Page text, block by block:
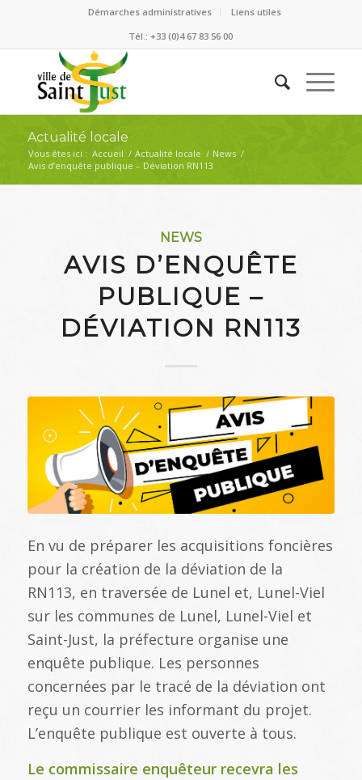
Démarches administratives
Liens utiles
Tél.: +33 (0)4 67 83 56 00
Actualité locale
Vous êtes ici : Accueil / Actualité locale / News /
Avis d’enquête publique – Déviation RN113
NEWS
AVIS D’ENQUÊTE
PUBLIQUE –
DÉVIATION RN113
En vu de préparer les acquisitions foncières
pour la création de la déviation de la
RN113, en traversée de Lunel et, Lunel-Viel
sur les communes de Lunel, Lunel-Viel et
Saint-Just, la préfecture organise une
enquête publique. Les personnes
concernées par le tracé de la déviation ont
reçu un courrier les informant du projet.
L’enquête publique est ouverte à tous.
Le commissaire enquêteur recevra les